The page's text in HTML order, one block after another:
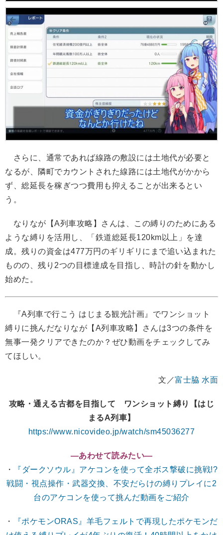
さらに、通常であれば線路の敷設には土地代が必要と
なるが、隣町でカウントされた線路には土地代がかから
ず、総延長を稼ぎつつ費用も抑えることが出来るとい
う。
なりなが【A列車攻略】さんは、この縛りのためにある
ような縛りを活用し、「鉄道総延長120km以上」を達
成。残りの資金は477万円のギリギリにまで追い込まれた
ものの、残り2つの目標達成を目指し、時計の針を動かし
始めた。
『A列車で行こう はじまる観光計画』でワンショット
縛りに挑んだなりなが【A列車攻略】さんは3つの条件を
無事一発クリアできたのか？ぜひ動画をチェックしてみ
てほしい。
文／富士脇 水面
攻略・通える古都を目指して ワンショット縛り【はじ
まるA列車】
https://www.nicovideo.jp/watch/sm45036277
―あわせて読みたい―
・
『ダークソウル』アケコンを使って全ボス撃破に挑戦!?
戦闘・視点操作・武器交換、不安だらけの縛りプレイに2
台のアケコンを使って挑んだ動画をご紹介
・
『ポケモンORAS』羊毛フェルトで再現したポケモンだ